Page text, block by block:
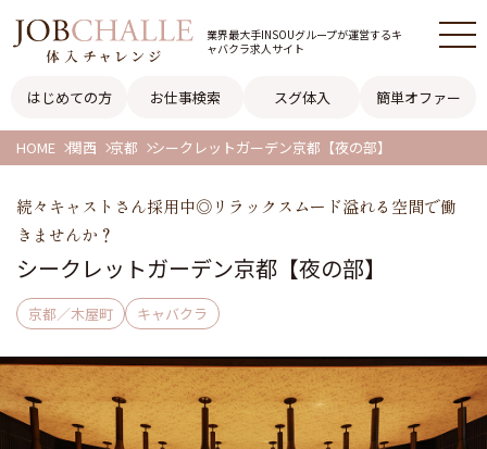
業界最大手INSOUグループが運営するキ
ャバクラ求人サイト
はじめての方 お仕事検索 スグ体入 簡単オファー
HOME 関西 京都 シークレットガーデン京都【夜の部】
続々キャストさん採用中◎リラックスムード溢れる空間で働
きませんか？
シークレットガーデン京都【夜の部】
京都／木屋町 キャバクラ